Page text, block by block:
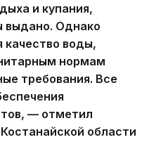
и купания,
выдано. Однако
качество воды,
нормам
требования. Все
— отметил
области